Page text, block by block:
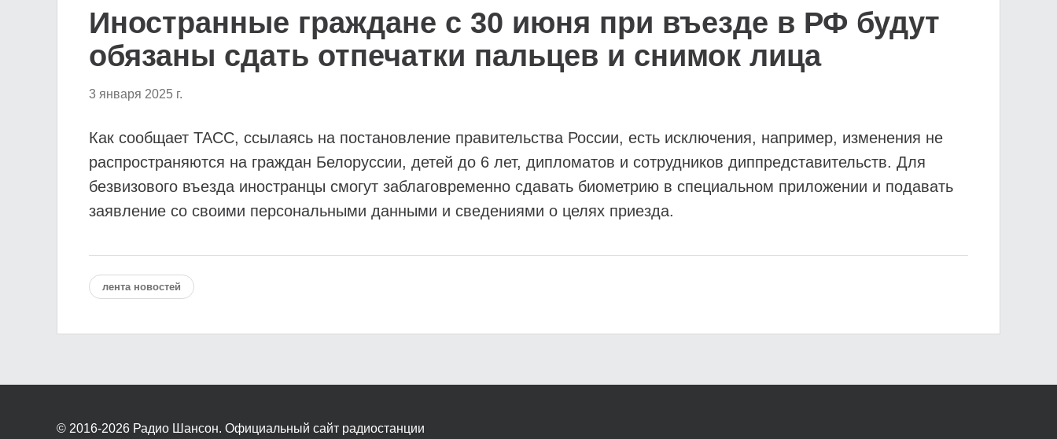
Иностранные граждане с 30 июня при въезде в РФ будут
обязаны сдать отпечатки пальцев и снимок лица
3 января 2025 г.
Как сообщает ТАСС, ссылаясь на постановление правительства России, есть исключения, например, изменения не
распространяются на граждан Белоруссии, детей до 6 лет, дипломатов и сотрудников диппредставительств. Для
безвизового въезда иностранцы смогут заблаговременно сдавать биометрию в специальном приложении и подавать
заявление со своими персональными данными и сведениями о целях приезда.
лента новостей
© 2016-2026 Радио Шансон. Официальный сайт радиостанции